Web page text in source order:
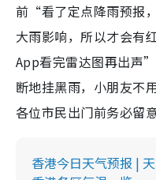
前“看了定点降雨预报
大雨影响，所以才会
App看完雷达图再出声
断地挂黑雨，小朋友不
各位市民出门前务必留
香港今日天气预报 |